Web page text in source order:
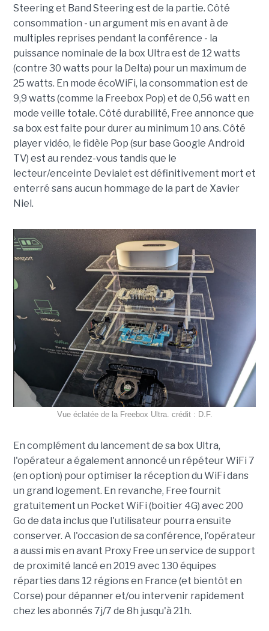
Steering et Band Steering est de la partie. Côté
consommation - un argument mis en avant à de
multiples reprises pendant la conférence - la
puissance nominale de la box Ultra est de 12 watts
(contre 30 watts pour la Delta) pour un maximum de
25 watts. En mode écoWiFi, la consommation est de
9,9 watts (comme la Freebox Pop) et de 0,56 watt en
mode veille totale. Côté durabilité, Free annonce que
sa box est faite pour durer au minimum 10 ans. Côté
player vidéo, le fidèle Pop (sur base Google Android
TV) est au rendez-vous tandis que le
lecteur/enceinte Devialet est définitivement mort et
enterré sans aucun hommage de la part de Xavier
Niel.
Vue éclatée de la Freebox Ultra. crédit : D.F.
En complément du lancement de sa box Ultra,
l'opérateur a également annoncé un répéteur WiFi 7
(en option) pour optimiser la réception du WiFi dans
un grand logement. En revanche, Free fournit
gratuitement un Pocket WiFi (boitier 4G) avec 200
Go de data inclus que l'utilisateur pourra ensuite
conserver. A l'occasion de sa conférence, l'opérateur
a aussi mis en avant Proxy Free un service de support
de proximité lancé en 2019 avec 130 équipes
réparties dans 12 régions en France (et bientôt en
Corse) pour dépanner et/ou intervenir rapidement
chez les abonnés 7j/7 de 8h jusqu'à 21h.